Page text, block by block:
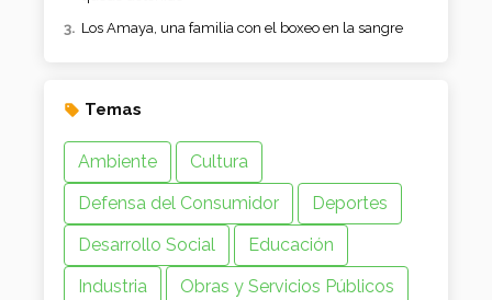
Los Amaya, una familia con el boxeo en la sangre
Temas
Ambiente
Cultura
Defensa del Consumidor
Deportes
Desarrollo Social
Educación
Industria
Obras y Servicios Públicos